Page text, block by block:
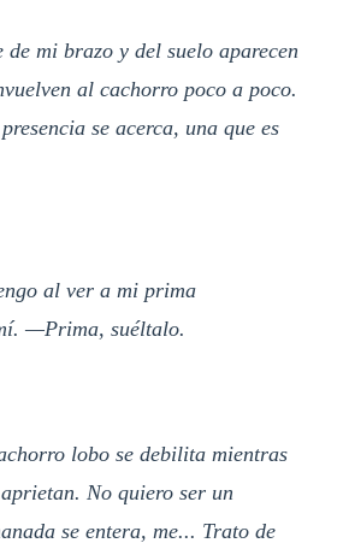
mi brazo y del suelo aparecen
al cachorro poco a poco.
se acerca, una que es
al ver a mi prima
—Prima, suéltalo.
lobo se debilita mientras
No quiero ser un
se entera, me... Trato de